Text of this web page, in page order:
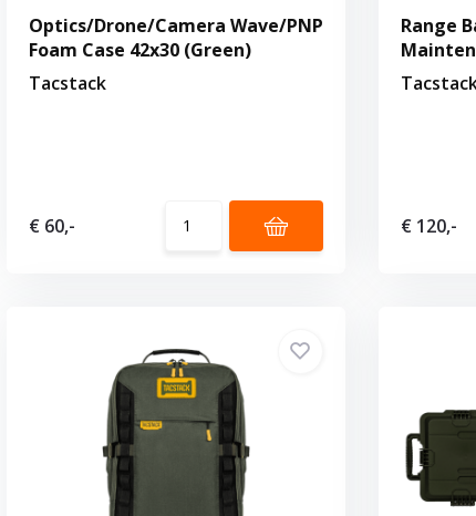
Optics/Drone/Camera Wave/PNP
Foam Case 42x30 (Green)
Tacstack
€ 60,-
Range
€ 120,-